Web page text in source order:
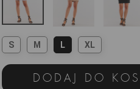
S M L XL
DODAJ DO